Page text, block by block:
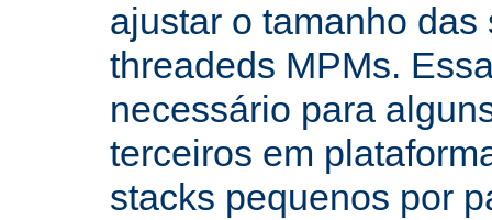
ajustar o tamanho
threadeds MPMs.
necessário para
terceiros em
stacks pequenos por